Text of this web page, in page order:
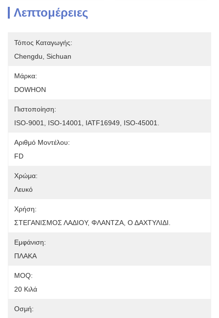
Λεπτομέρειες
Τόπος Καταγωγής:
Chengdu, Sichuan
Μάρκα:
DOWHON
Πιστοποίηση:
ISO-9001, ISO-14001, IATF16949, ISO-45001.
Αριθμό Μοντέλου:
FD
Χρώμα:
Λευκό
Χρήση:
ΣΤΕΓΑΝΙΣΜΟΣ ΛΑΔΙΟΥ, ΦΛΑΝΤΖΑ, Ο ΔΑΧΤΥΛΙΔΙ.
Εμφάνιση:
ΠΛΑΚΑ
MOQ:
20 Κιλά
Οσμή: